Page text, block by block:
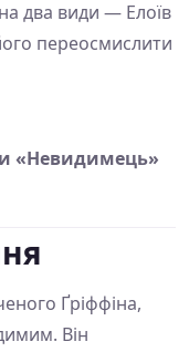
два види — Елоїв
переосмислити
«Невидимець»
Ґріффіна,
Він